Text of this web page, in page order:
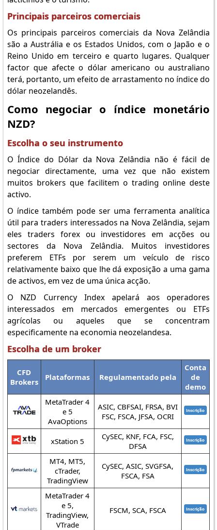
Principais parceiros comerciais
Os principais parceiros comerciais da Nova Zelândia
são a Austrália e os Estados Unidos, com o Japão e o
Reino Unido em terceiro e quarto lugares. Qualquer
factor que afecte o dólar americano ou australiano
terá, portanto, um efeito de arrastamento no índice do
dólar neozelandês.
Como negociar o índice monetário
NZD?
Escolha o seu instrumento
O Índice do Dólar da Nova Zelândia não é fácil de
negociar directamente, uma vez que não existem
muitos brokers que facilitem o trading online deste
activo.
O índice também pode ser uma ferramenta analítica
útil para traders interessados na Nova Zelândia, sejam
eles traders forex ou investidores em acções ou
sectores da Nova Zelândia. Muitos investidores
preferem ETFs por serem um veículo de risco
relativamente baixo que lhe dá exposição a uma gama
de activos, em vez de uma única acção.
O NZD Currency Index apelará aos operadores
interessados em mercados emergentes ou ETFs
agrícolas ou aqueles que se concentram
especificamente na economia neozelandesa.
Escolha de um broker
CFD
Brokers
Plataformas Regulamentado pela
Conta
de
demo
MetaTrader 4
e 5
AvaOptions
ASIC, CBFSAI, FRSA, BVI
FSC, FSCA, JFSA, OCRI
xStation 5
CySEC, KNF, FCA, FSC,
DFSA
MT4, MT5,
cTrader,
TradingView
CySEC, ASIC, SVGFSA,
FSCA, FSA
MetaTrader 4
e 5,
TradingView,
VTrade
FSCM, SCA, FSCA